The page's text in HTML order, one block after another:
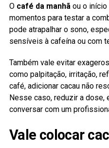
O café da manhãou o início
momentos para testar a
pode atrapalhar o sono,
sensíveis à cafeína ou com
Também vale evitar
como palpitação, irritação,
café, adicionar cacau não
Nesse caso, reduzir a
conversar com um
Vale colocar